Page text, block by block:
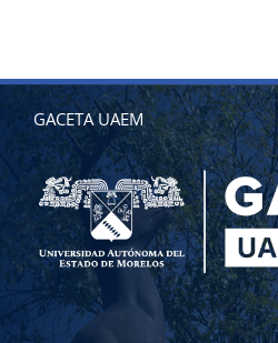
GACETA UAEM